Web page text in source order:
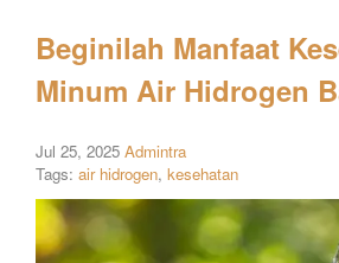
Beginilah Manfaat
Minum Air Hidrogen
Jul 25, 2025 Admintra
Tags: air hidrogen, kesehatan